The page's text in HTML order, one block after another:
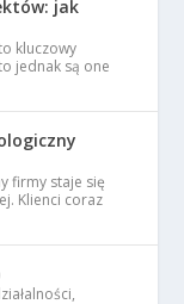
jak
kluczowy
jednak są one
firmy staje się
Klienci coraz